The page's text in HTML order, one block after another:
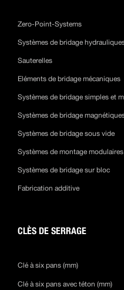
Zero-Point-Systems
Systèmes de bridage
Sauterelles
Eléments de bridage mécaniques
Systèmes de bridage simples et
Systèmes de bridage
Systèmes de bridage sous vide
Systèmes de montage modulaires
Systèmes de bridage sur bloc
Fabrication additive
CLÈS DE SERRAGE
Clé à six pans (mm)
Clé à six pans avec téton (mm)